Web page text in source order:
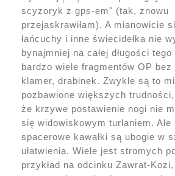
scyzoryk z gps-em" (tak, znowu
przejaskrawiłam). A mianowicie
łańcuchy i inne świecidełka nie
bynajmniej na całej długości
bardzo wiele fragmentów OP bez
klamer, drabinek. Zwykle są to
pozbawione większych
że krzywe postawienie nogi nie
się widowiskowym turlaniem. Ale
spacerowe kawałki są ubogie w
ułatwienia. Wiele jest stromych
przykład na odcinku Zawrat-Kozi,